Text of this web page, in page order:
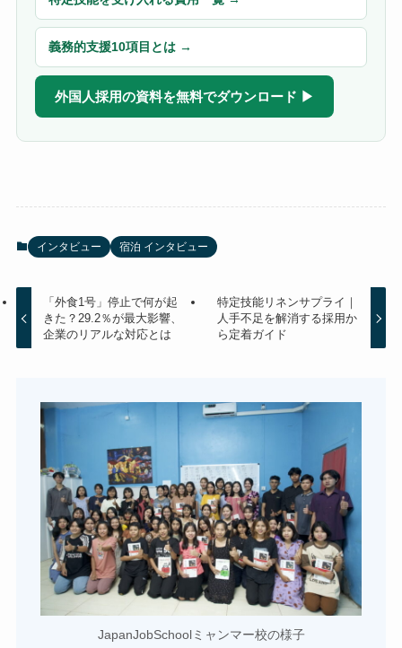
義務的支援10項目とは →
外国人採用の資料を無料でダウンロード ▶
インタビュー 宿泊 インタビュー
「外食1号」停止で何が起
きた？29.2％が最大影響、
企業のリアルな対応とは
特定技能リネンサプライ｜
人手不足を解消する採用か
ら定着ガイド
JapanJobSchoolミャンマー校の様子